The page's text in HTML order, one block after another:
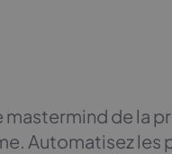
de la
Automatisez les